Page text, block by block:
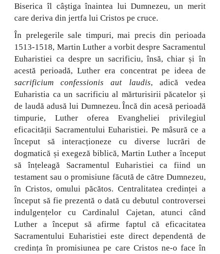
Biserica îl câștiga înaintea lui Dumnezeu, un merit
care deriva din jertfa lui Cristos pe cruce.
În prelegerile sale timpuri, mai precis din perioada
1513-1518, Martin Luther a vorbit despre Sacramentul
Euharistiei ca despre un sacrificiu, însă, chiar și în
acestă perioadă, Luther era concentrat pe ideea de
sacrificium confessionis aut laudis, adică vedea
Euharistia ca un sacrificiu al mărturisirii păcatelor și
de laudă adusă lui Dumnezeu. Încă din acesă perioadă
timpurie, Luther oferea Evangheliei privilegiul
eficacității Sacramentului Euharistiei. Pe mâsură ce a
început să interacționeze cu diverse lucrări de
dogmatică și exegeză biblică, Martin Luther a început
să înțeleagă Sacramentul Euharistiei ca fiind un
testament sau o promisiune făcută de către Dumnezeu,
în Cristos, omului păcătos. Centralitatea credinței a
început să fie prezentă o dată cu debutul controversei
indulgențelor cu Cardinalul Cajetan, atunci când
Luther a început să afirme faptul că eficacitatea
Sacramentului Euharistiei este direct dependentă de
credința în promisiunea pe care Cristos ne-o face în